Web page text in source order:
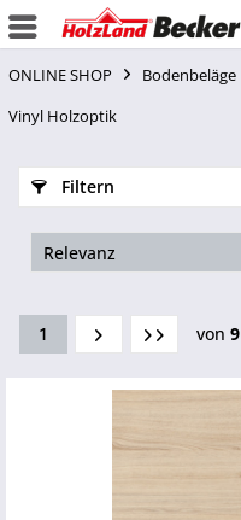
ONLINE SHOP Bodenbeläge
Vinyl Holzoptik
Filtern
1 von 9